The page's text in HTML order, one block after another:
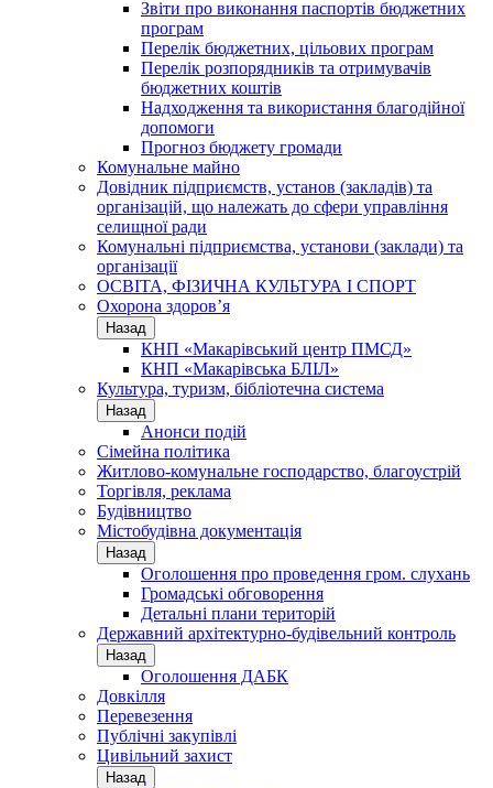
Звіти про виконання паспортів бюджетних
програм
Перелік бюджетних, цільових програм
Перелік розпорядників та отримувачів
бюджетних коштів
Надходження та використання благодійної
допомоги
Прогноз бюджету громади
Комунальне майно
Довідник підприємств, установ (закладів) та
організацій, що належать до сфери управління
селищної ради
Комунальні підприємства, установи (заклади) та
організації
ОСВІТА, ФІЗИЧНА КУЛЬТУРА І СПОРТ
Охорона здоров’я
Назад
КНП «Макарівський центр ПМСД»
КНП «Макарівська БЛІЛ»
Культура, туризм, бібліотечна система
Назад
Анонси подій
Сімейна політика
Житлово-комунальне господарство, благоустрій
Торгівля, реклама
Будівництво
Містобудівна документація
Назад
Оголошення про проведення гром. слухань
Громадські обговорення
Детальні плани територій
Державний архітектурно-будівельний контроль
Назад
Оголошення ДАБК
Довкілля
Перевезення
Публічні закупівлі
Цивільний захист
Назад